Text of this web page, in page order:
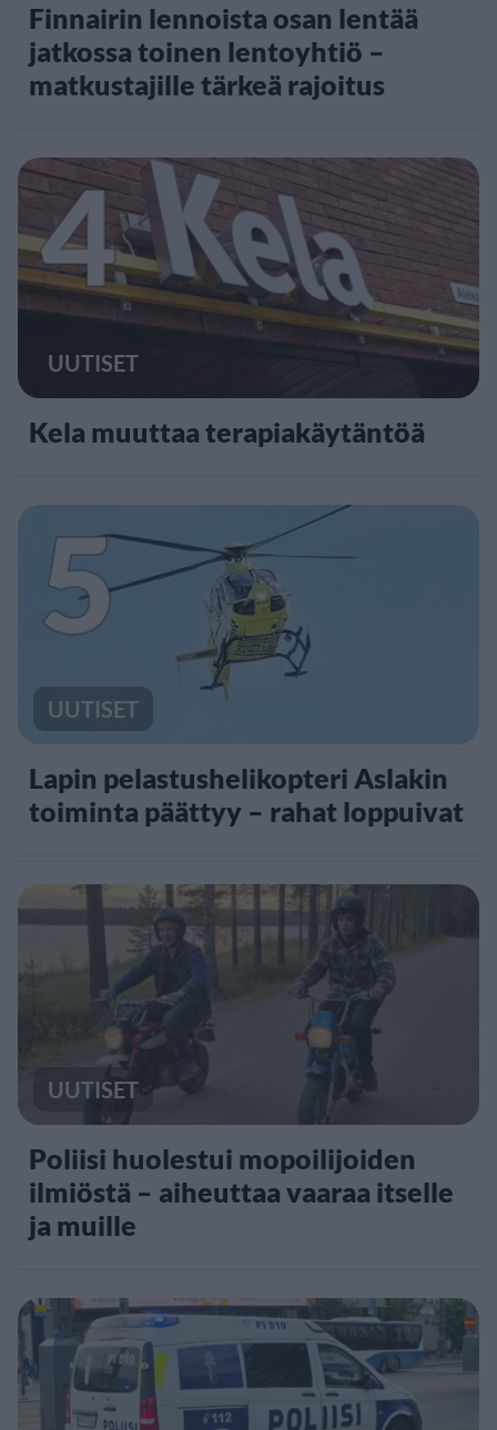
Finnairin lennoista osan lentää
jatkossa toinen lentoyhtiö –
matkustajille tärkeä rajoitus
4
UUTISET
Kela muuttaa terapiakäytäntöä
5
UUTISET
Lapin pelastushelikopteri Aslakin
toiminta päättyy – rahat loppuivat
UUTISET
Poliisi huolestui mopoilijoiden
ilmiöstä – aiheuttaa vaaraa itselle
ja muille